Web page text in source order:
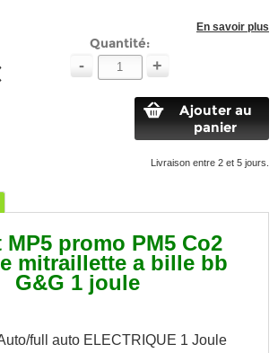
En savoir plus
Quantité:
- +
Ajouter au
panier
Livraison entre 2 et 5 jours.
promo PM5 Co2
mitraillette a bille bb
G&G 1 joule
full auto ELECTRIQUE 1 Joule